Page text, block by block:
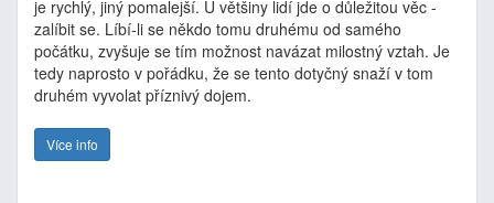
je rychlý, jiný pomalejší. U většiny lidí jde o důležitou věc -
zalíbit se. Líbí-li se někdo tomu druhému od samého
počátku, zvyšuje se tím možnost navázat milostný vztah. Je
tedy naprosto v pořádku, že se tento dotyčný snaží v tom
druhém vyvolat příznivý dojem.
Více info